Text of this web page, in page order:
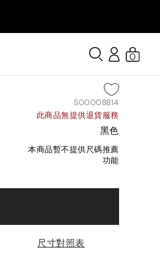
0
S00008814
此商品無提供退貨服務
黑色
本商品暫不提供尺碼推薦
功能
尺寸對照表